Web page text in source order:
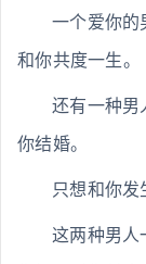
一个爱你的
和你共度一生。
还有一种男
你结婚。
只想和你发
这两种男人